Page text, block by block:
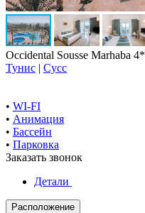
Occidental Sousse Marhaba 4*
Тунис | Сусс
• WI-FI
• Анимация
• Бассейн
• Парковка
Заказать звонок
Детали
Расположение